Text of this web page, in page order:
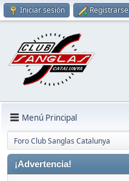
Iniciar sesión Registrarse
Menú Principal
Foro Club Sanglas Catalunya
¡Advertencia!